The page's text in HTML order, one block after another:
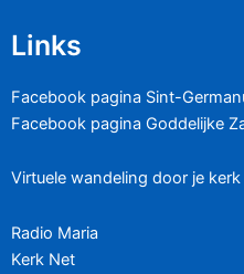
Links
Facebook pagina Sint-
Facebook pagina Goddelijke
Virtuele wandeling door je kerk
Radio Maria
Kerk Net